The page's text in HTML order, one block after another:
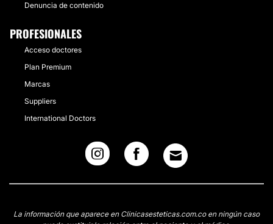
Denuncia de contenido
PROFESIONALES
Acceso doctores
Plan Premium
Marcas
Suppliers
International Doctors
La información que aparece en Clinicasesteticas.com.co en ningún caso